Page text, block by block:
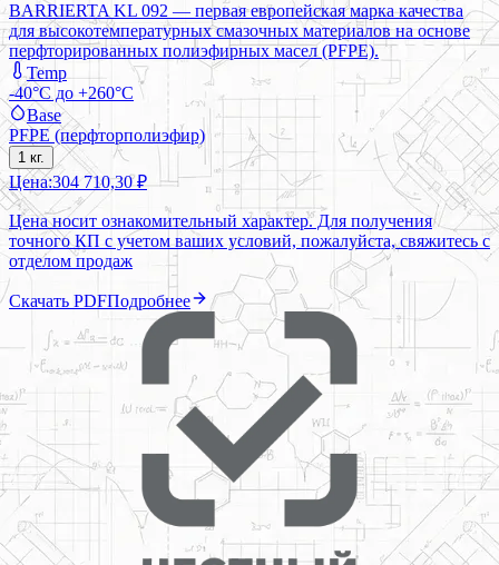
BARRIERTA KL 092 — первая европейская марка качества
для высокотемпературных смазочных материалов на основе
перфторированных полиэфирных масел (PFPE).
Temp
-40°C до +260°C
Base
PFPE (перфторполиэфир)
1 кг.
Цена:304 710,30 ₽
Цена носит ознакомительный характер. Для получения
точного КП с учетом ваших условий, пожалуйста, свяжитесь с
отделом продаж
Скачать PDFПодробнее